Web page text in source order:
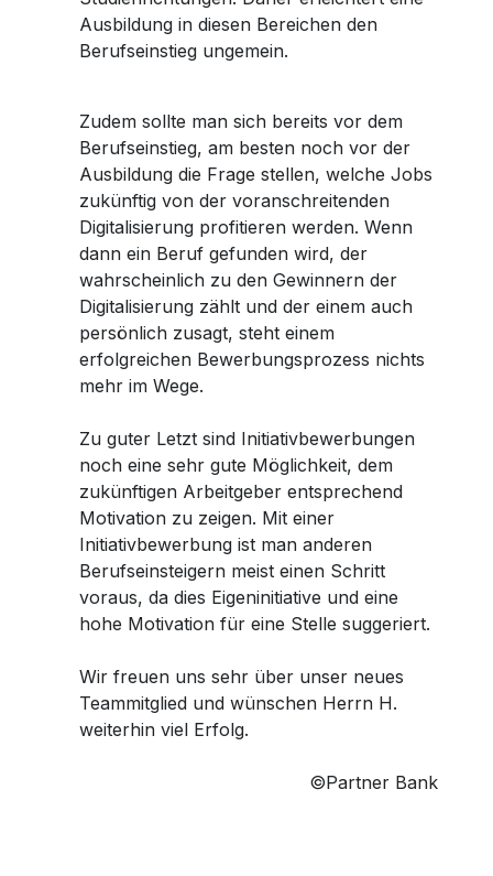
Ausbildung in diesen Bereichen den
Berufseinstieg ungemein.
Zudem sollte man sich bereits vor dem
Berufseinstieg, am besten noch vor der
Ausbildung die Frage stellen, welche Jobs
zukünftig von der voranschreitenden
Digitalisierung profitieren werden. Wenn
dann ein Beruf gefunden wird, der
wahrscheinlich zu den Gewinnern der
Digitalisierung zählt und der einem auch
persönlich zusagt, steht einem
erfolgreichen Bewerbungsprozess nichts
mehr im Wege.
Zu guter Letzt sind Initiativbewerbungen
noch eine sehr gute Möglichkeit, dem
zukünftigen Arbeitgeber entsprechend
Motivation zu zeigen. Mit einer
Initiativbewerbung ist man anderen
Berufseinsteigern meist einen Schritt
voraus, da dies Eigeninitiative und eine
hohe Motivation für eine Stelle suggeriert.
Wir freuen uns sehr über unser neues
Teammitglied und wünschen Herrn H.
weiterhin viel Erfolg.
©Partner Bank